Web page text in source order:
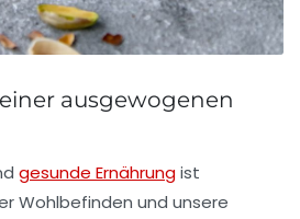
ausgewogenen
gesunde Ernährungist
Wohlbefinden und unsere